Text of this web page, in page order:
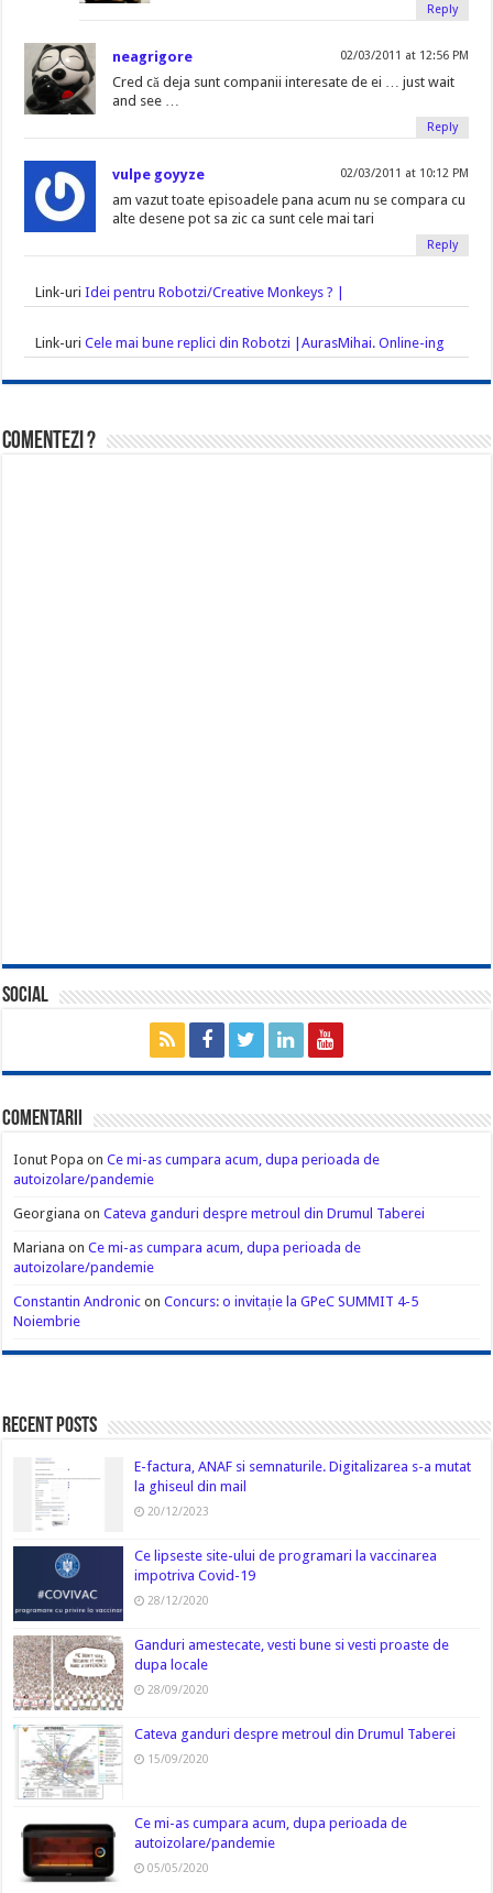
Reply
neagrigore 02/03/2011 at 12:56 PM
Cred că deja sunt companii interesate de ei … just wait
and see …
Reply
vulpe goyyze 02/03/2011 at 10:12 PM
am vazut toate episoadele pana acum nu se compara cu
alte desene pot sa zic ca sunt cele mai tari
Reply
Link-uriIdei pentru Robotzi/Creative Monkeys ? |
Link-uriCele mai bune replici din Robotzi |AurasMihai. Online-ing
Comentezi ?
Social
Comentarii
Ionut Popa onCe mi-as cumpara acum, dupa perioada de
autoizolare/pandemie
Georgiana onCateva ganduri despre metroul din Drumul Taberei
Mariana onCe mi-as cumpara acum, dupa perioada de
autoizolare/pandemie
Constantin Andronic onConcurs: o invitație la GPeC SUMMIT 4-5
Noiembrie
Recent Posts
E-factura, ANAF si semnaturile. Digitalizarea s-a mutat
la ghiseul din mail
20/12/2023
Ce lipseste site-ului de programari la vaccinarea
impotriva Covid-19
28/12/2020
Ganduri amestecate, vesti bune si vesti proaste de
dupa locale
28/09/2020
Cateva ganduri despre metroul din Drumul Taberei
15/09/2020
Ce mi-as cumpara acum, dupa perioada de
autoizolare/pandemie
05/05/2020